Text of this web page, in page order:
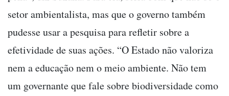
setor ambientalista, mas que o governo também
pudesse usar a pesquisa para refletir sobre a
efetividade de suas ações. “O Estado não valoriza
nem a educação nem o meio ambiente. Não tem
um governante que fale sobre biodiversidade como